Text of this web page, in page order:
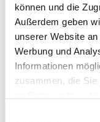
können und die
Außerdem geben
unserer Website
Werbung und
Informationen
zusammen, die
Am Samstag, den
Prinzeßhof zum
Prinzeßhofpark ein.
willkommen: Im
Eintritt ins Museum
Musik, einen
zum Mitmachen und